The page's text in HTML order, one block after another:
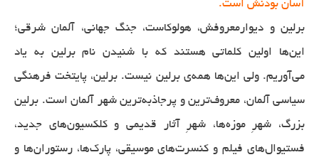
آسان بودنش است.
برلین و دیوارمعروفش، هولوکاست، جنگ جهانی، آلمان شرقی؛
این‌ها اولین کلماتی‌ هستند که با شنیدن نام برلین به یاد
می‌آوریم. ولی این‌ها همه‌ی برلین نیست. برلین، پایتخت فرهنگی
سیاسی آلمان، معروف‌ترین و پرجاذبه‌ترین شهر آلمان است. برلین
بزرگ، شهرِ موزه‌ها، شهرِ آثار قدیمی و کلکسیون‌های جدید،
فستیوال‌های فیلم و کنسرت‌های موسیقی، پارک‌ها، رستوران‌ها و